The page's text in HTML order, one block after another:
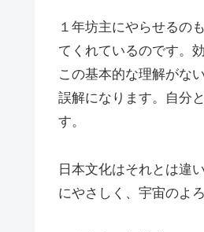
１年坊主にやらせるの
てくれているのです。
この基本的な理解がな
誤解になります。自分
す。
日本文化はそれとは違
にやさしく、宇宙のよ